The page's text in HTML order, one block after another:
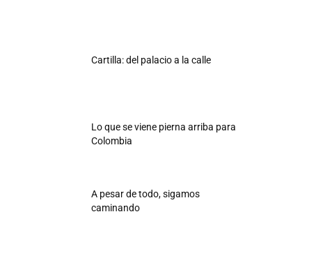
Cartilla: del palacio a la calle
Lo que se viene pierna arriba para
Colombia
A pesar de todo, sigamos
caminando